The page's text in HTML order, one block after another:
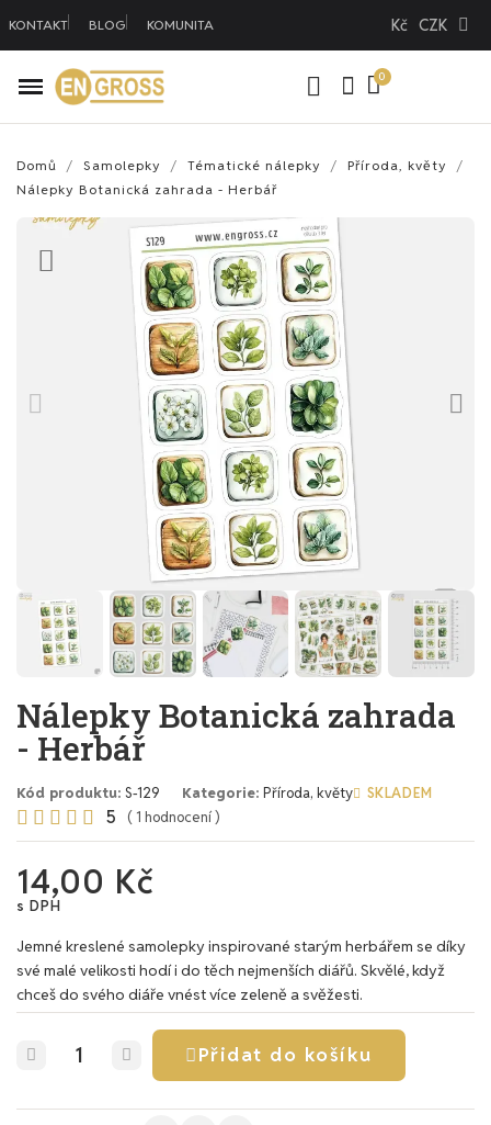
KONTAKT BLOG KOMUNITA Kč CZK
Domů Samolepky Tématické nálepky
Příroda, květy
Nálepky Botanická zahrada - Herbář
Nálepky Botanická zahrada
- Herbář
Kód produktu S-129 Kategorie Příroda, květy SKLADEM
     5 ( 1 hodnocení )
14,00 Kč
s DPH
Jemné kreslené samolepky inspirované starým herbářem se díky
své malé velikosti hodí i do těch nejmenších diářů. Skvělé, když
chceš do svého diáře vnést více zeleně a svěžesti.
Přidat do košíku